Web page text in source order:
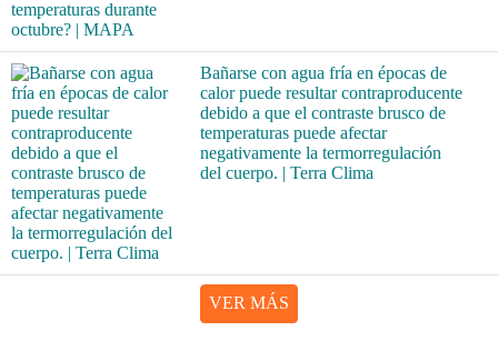
Bañarse con agua fría en épocas de
calor puede resultar contraproducente
debido a que el contraste brusco de
temperaturas puede afectar
negativamente la termorregulación
del cuerpo. | Terra Clima
VER MÁS